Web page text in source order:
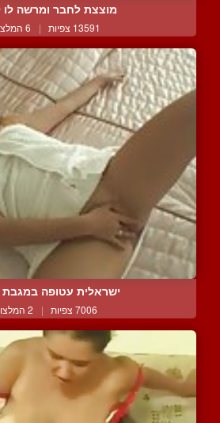
מוצצת לחבר ומרשה לו
13591 צפיות | 6 המלצות
ישראלית עטופה במגבת
7006 צפיות | 2 המלצות